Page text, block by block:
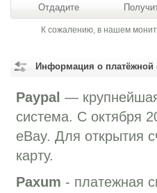
Отдадите
К сожалению, в нашем
Информация о платёжной
Paypal —
система. C октября
eBay. Для открытия
карту.
Paxum - платежная